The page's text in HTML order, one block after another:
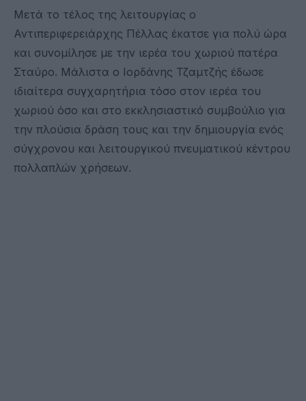
Μετά το τέλος της λειτουργίας ο
Αντιπεριφερειάρχης Πέλλας έκατσε για πολύ ώρα
και συνομίλησε με την ιερέα του χωριού πατέρα
Σταύρο. Μάλιστα ο Ιορδάνης Τζαμτζής έδωσε
ιδιαίτερα συγχαρητήρια τόσο στον ιερέα του
χωριού όσο και στο εκκλησιαστικό συμβούλιο για
την πλούσια δράση τους και την δημιουργία ενός
σύγχρονου και λειτουργικού πνευματικού κέντρου
πολλαπλών χρήσεων.